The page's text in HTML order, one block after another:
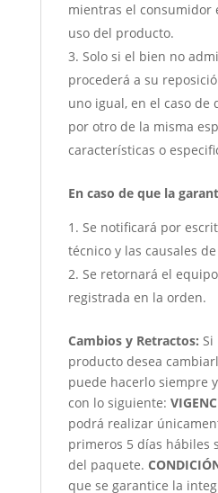
mientras el consumidor
uso del producto.
Solo si el bien no
procederá a su
uno igual, en el caso de
por otro de la misma
características o
En caso de que la
Se notificará por
técnico y las causales
Se retornará el
registrada en la orden.
Cambios y Retractos: Si
producto desea
puede hacerlo siempre
con lo siguiente:
podrá realizar
primeros 5 días hábiles
del paquete.
que se garantice la